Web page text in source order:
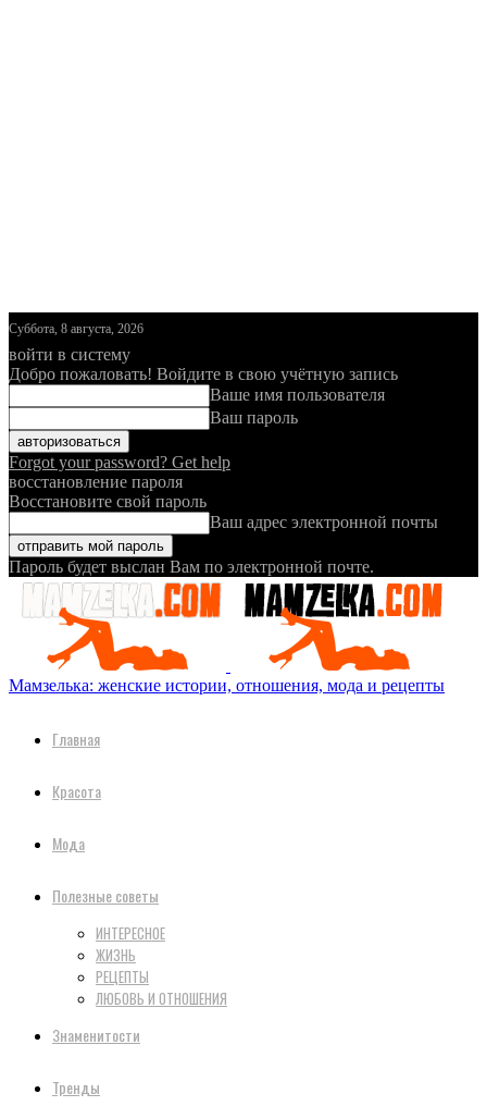
Суббота, 8 августа, 2026
войти в систему
Добро пожаловать! Войдите в свою учётную запись
Ваше имя пользователя
Ваш пароль
Forgot your password? Get help
восстановление пароля
Восстановите свой пароль
Ваш адрес электронной почты
Пароль будет выслан Вам по электронной почте.
Мамзелька: женские истории, отношения, мода и рецепты
Главная
Красота
Мода
Полезные советы
ИНТЕРЕСНОЕ
ЖИЗНЬ
РЕЦЕПТЫ
ЛЮБОВЬ И ОТНОШЕНИЯ
Знаменитости
Тренды